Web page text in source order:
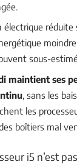
électrique réduite
sous-
maintient ses
, sans les
les
boîtiers mal
i5 n’est